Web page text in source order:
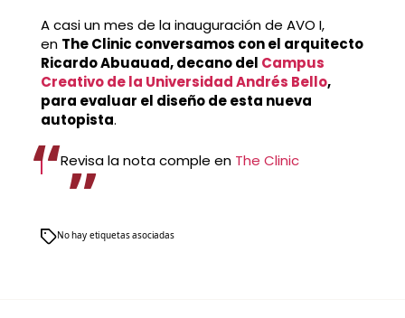
A casi un mes de la inauguración de AVO I,
en The Clinic conversamos con el arquitecto
Ricardo Abuauad, decano del Campus
Creativo de la Universidad Andrés Bello,
para evaluar el diseño de esta nueva
autopista.
Revisa la nota comple en The Clinic
No hay etiquetas asociadas